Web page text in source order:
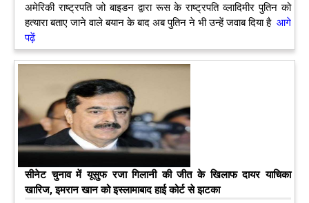
अमेरिकी राष्‍ट्रपति जो बाइडन द्वारा रूस के राष्‍ट्रपति व्‍लादिमीर पुतिन को
हत्‍यारा बताए जाने वाले बयान के बाद अब पुतिन ने भी उन्‍हें जवाब दिया हैआगे
पढ़ें
सीनेट चुनाव में यूसुफ रजा गिलानी की जीत के खिलाफ दायर याचिका
खारिज, इमरान खान को इस्लामाबाद हाई कोर्ट से झटका